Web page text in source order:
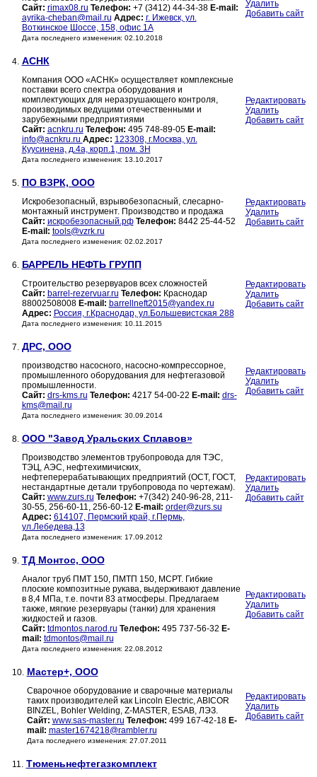
Сайт: rimax08.ru Телефон: +7 (3412) 44-34-38 E-mail:
ayrika-cheban@mail.ru Адрес: г. Ижевск, ул.
Воткинское Шоссе, 158, офис 1А
Дата последнего изменения: 02.10.2018
Удалить
Добавить сайт
4. АСНК
Компания ООО «АСНК» осуществляет комплексные
поставки всего спектра оборудования и
комплектующих для неразрушающего контроля,
производимых ведущими отечественными и
зарубежными предприятиями
Сайт: acnkru.ru Телефон: 495 748-89-05 E-mail:
info@acnkru.ru Адрес: 123308, г.Москва, ул.
Куусинена, д.4а, корп.1, пом. 3Н
Дата последнего изменения: 13.10.2017
Редактировать
Удалить
Добавить сайт
5. ПО ВЗРК, ООО
Искробезопасный, взрывобезопасный, слесарно-
монтажный инструмент. Производство и продажа
Сайт: искробезопасный.рф Телефон: 8442 25-44-52
E-mail: tools@vzrk.ru
Дата последнего изменения: 02.02.2017
Редактировать
Удалить
Добавить сайт
6. БАРРЕЛЬ НЕФТЬ ГРУПП
Строительство резервуаров всех сложностей
Сайт: barrel-rezervuar.ru Телефон: Краснодар
88002508008 E-mail: barrellneft2015@yandex.ru
Адрес: Россия, г.Краснодар, ул.Большевистская 288
Дата последнего изменения: 10.11.2015
Редактировать
Удалить
Добавить сайт
7. ДРС, ООО
производство насосного, насосно-компрессорное,
промышленного оборудования для нефтегазовой
промышленности.
Сайт: drs-kms.ru Телефон: 4217 54-00-22 E-mail: drs-
kms@mail.ru
Дата последнего изменения: 30.09.2014
Редактировать
Удалить
Добавить сайт
8. ООО "Завод Уральских Сплавов»
Производство элементов трубопровода для ТЭС,
ТЭЦ, АЭС, нефтехимичиских,
нефтеперерабатывающих предприятий (ОСТ, ГОСТ,
нестандартные детали трубопровода по чертежам).
Сайт: www.zurs.ru Телефон: +7(342) 240-96-28, 211-
30-55, 256-60-11, 256-60-12 E-mail: order@zurs.su
Адрес: 614107, Пермский край, г.Пермь,
ул.Лебедева,13
Дата последнего изменения: 17.09.2012
Редактировать
Удалить
Добавить сайт
9. ТД Монтос, ООО
Аналог труб ПМТ 150, ПМТП 150, МСРТ. Гибкие
плоские композитные рукава, выдерживают давление
в 8,4 МПа, т.е. почти 83 атмосферы. Предлагаем
также, мягкие резервуары (танки) для хранения
жидкостей и газов.
Сайт: tdmontos.narod.ru Телефон: 495 737-56-32 E-
mail: tdmontos@mail.ru
Дата последнего изменения: 22.08.2012
Редактировать
Удалить
Добавить сайт
10. Мастер+, ООО
Сварочное оборудование и сварочные материалы
таких производителей как Lincoln Electric, ABICOR
BINZEL, Bohler Welding, Z-MASTER, ESAB, ЛЭЗ.
Сайт: www.sas-master.ru Телефон: 499 167-42-18 E-
mail: master1674218@rambler.ru
Дата последнего изменения: 27.07.2011
Редактировать
Удалить
Добавить сайт
11. Тюменьнефтегазкомплект